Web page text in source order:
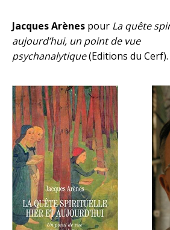
Jacques Arènes pour La quête
aujourd’hui, un point de vue
psychanalytique(Editions du Cerf).